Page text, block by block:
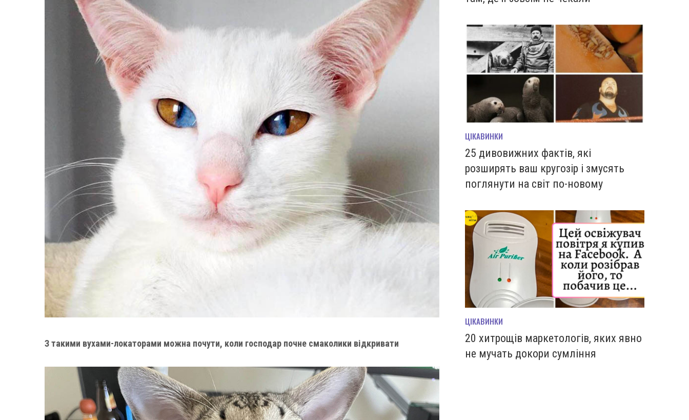
З такими вухами-локаторами можна почути, коли господар почне смаколики відкривати
ЦІКАВИНКИ
25 дивовижних фактів, які
розширять ваш кругозір і змусять
поглянути на світ по-новому
ЦІКАВИНКИ
20 хитрощів маркетологів, яких явно
не мучать докори сумління